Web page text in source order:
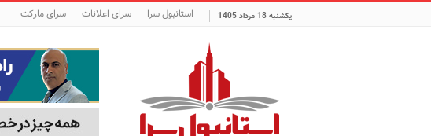
یکشنبه 18 مرداد 1405 استانبول سرا سرای اعلانات سرای مارکت